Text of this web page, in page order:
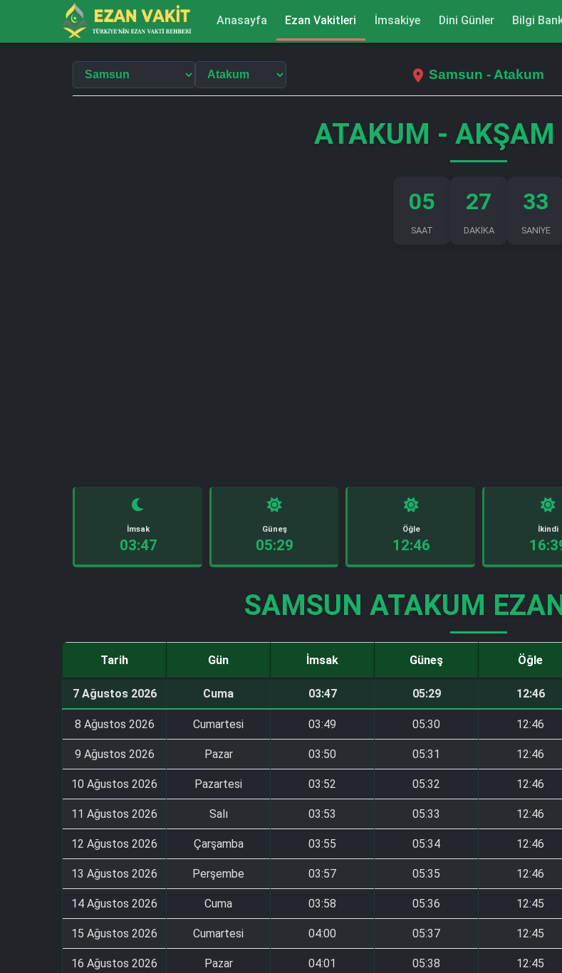
Anasayfa Ezan Vakitleri İmsakiye Dini Günler Bilgi
Samsun - Atakum
ATAKUM - AKŞAM
05
SAAT
27
DAKİKA
32
SANİYE
İmsak
03:47
Güneş
05:29
Öğle
12:46
İkindi
SAMSUN ATAKUM
Tarih Gün İmsak Güneş Öğle
7 Ağustos 2026 Cuma 03:47 05:29 12:46
8 Ağustos 2026 Cumartesi 03:49 05:30 12:46
9 Ağustos 2026 Pazar 03:50 05:31 12:46
10 Ağustos 2026 Pazartesi 03:52 05:32 12:46
11 Ağustos 2026 Salı 03:53 05:33 12:46
12 Ağustos 2026 Çarşamba 03:55 05:34 12:46
13 Ağustos 2026 Perşembe 03:57 05:35 12:46
14 Ağustos 2026 Cuma 03:58 05:36 12:45
15 Ağustos 2026 Cumartesi 04:00 05:37 12:45
16 Ağustos 2026 Pazar 04:01 05:38 12:45